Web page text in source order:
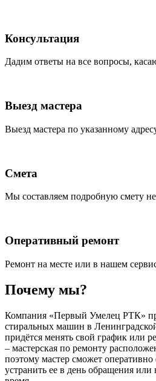
Консультация
Дадим ответы на все вопросы,
Выезд мастера
Выезд мастера по указанному
Смета
Мы составляем подробную смету
Оперативный ремонт
Ремонт на месте или в нашем
Почему мы?
Компания «Первый Умелец РТК»
стиральных машин в
придётся менять свой график или
– мастерская по ремонту
поэтому мастер сможет
устранить ее в день обращения или